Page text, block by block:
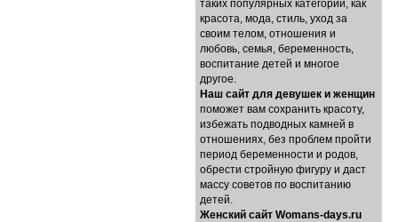
таких популярных категорий, как
красота, мода, стиль, уход за
своим телом, отношения и
любовь, семья, беременность,
воспитание детей и многое
другое.
Наш сайт для девушек и женщин
поможет вам сохранить красоту,
избежать подводных камней в
отношениях, без проблем пройти
период беременности и родов,
обрести стройную фигуру и даст
массу советов по воспитанию
детей.
Женский сайт Womans-days.ru